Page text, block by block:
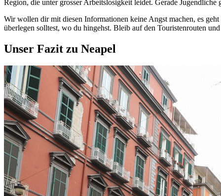
Region, die unter grosser Arbeitslosigkeit leidet. Gerade Jugendliche
Wir wollen dir mit diesen Informationen keine Angst machen, es geht
überlegen solltest, wo du hingehst. Bleib auf den Touristenrouten
Unser Fazit zu Neapel